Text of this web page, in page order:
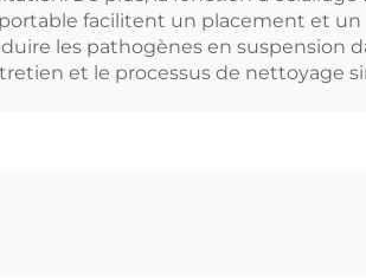
facilitent un placement et un
les pathogènes en suspension
et le processus de nettoyage